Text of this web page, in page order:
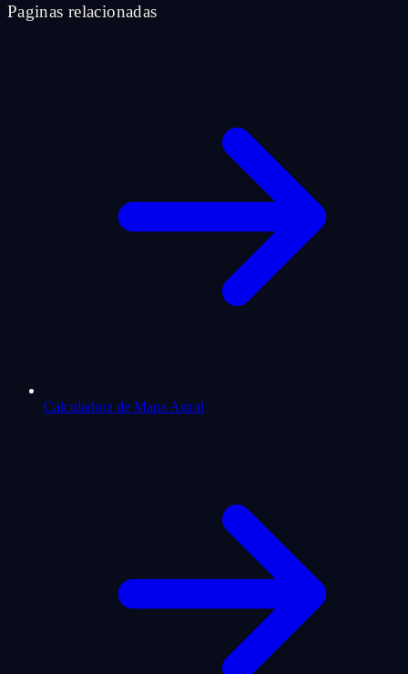
Paginas relacionadas
Calculadora de Mapa Astral